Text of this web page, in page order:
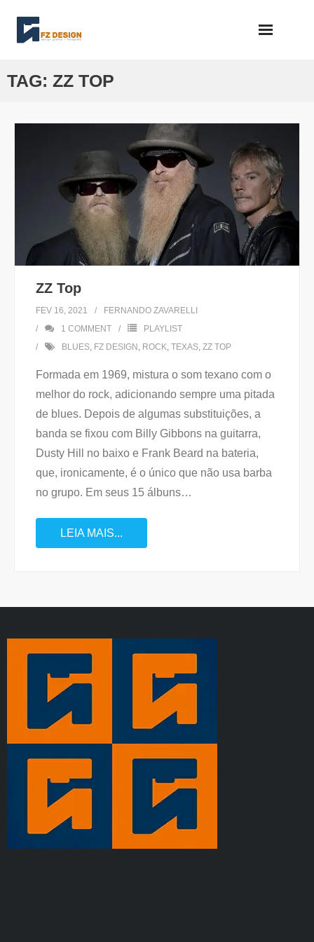
TAG: ZZ TOP
ZZ Top
FEV 16, 2021
FERNANDO ZAVARELLI
1 COMMENT
PLAYLIST
BLUES, FZ DESIGN , ROCK, TEXAS, ZZ TOP
Formada em 1969, mistura o som texano com o
melhor do rock, adicionando sempre uma pitada
de blues. Depois de algumas substituições, a
banda se fixou com Billy Gibbons na guitarra,
Dusty Hill no baixo e Frank Beard na bateria,
que, ironicamente, é o único que não usa barba
no grupo. Em seus 15 álbuns…
LEIA MAIS...